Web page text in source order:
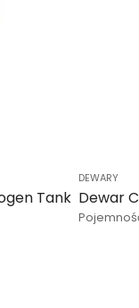
Tank
DEWARY
Dewar